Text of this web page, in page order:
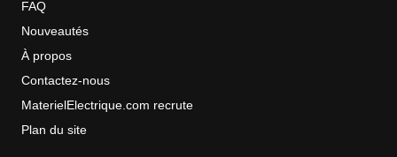
FAQ
Nouveautés
À propos
Contactez-nous
MaterielElectrique.com recrute
Plan du site